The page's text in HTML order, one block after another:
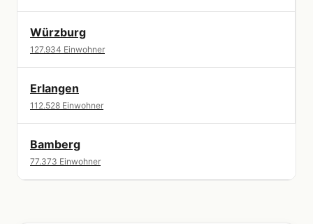
Würzburg
127.934 Einwohner
Erlangen
112.528 Einwohner
Bamberg
77.373 Einwohner